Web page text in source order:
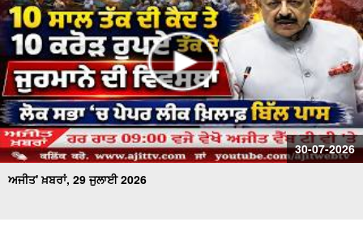
30-07-2026
ਅਜੀਤ' ਖ਼ਬਰਾਂ, 29 ਜੁਲਾਈ 2026